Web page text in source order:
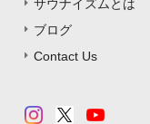
サウナイズムとは
ブログ
Contact Us